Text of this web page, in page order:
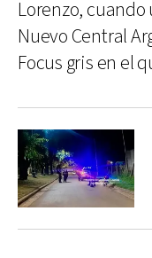
Lorenzo,
Nuevo Central
Focus gris en el